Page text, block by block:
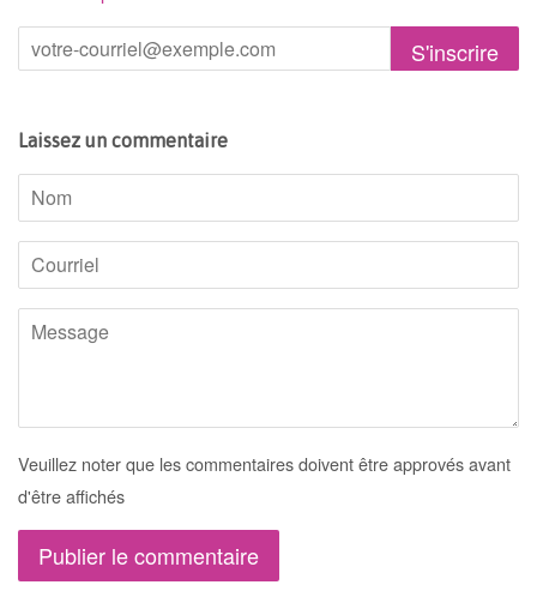
Laissez un commentaire
Nom
Courriel
Message
Veuillez noter que les commentaires doivent être approvés avant
d'être affichés